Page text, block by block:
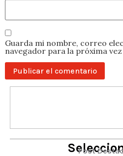
Guarda mi nombre, correo
navegador para la próxima
Post